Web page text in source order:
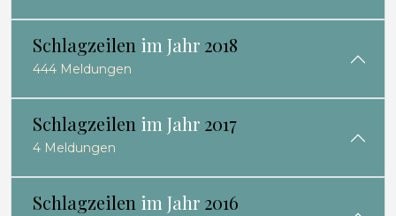
Schlagzeilen im Jahr 2018
444 Meldungen
Schlagzeilen im Jahr 2017
4 Meldungen
Schlagzeilen im Jahr 2016